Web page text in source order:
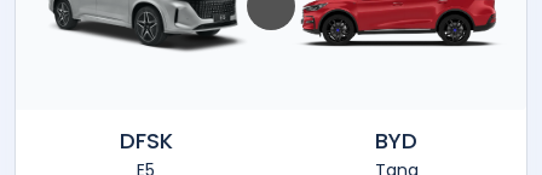
BYD
DFSK